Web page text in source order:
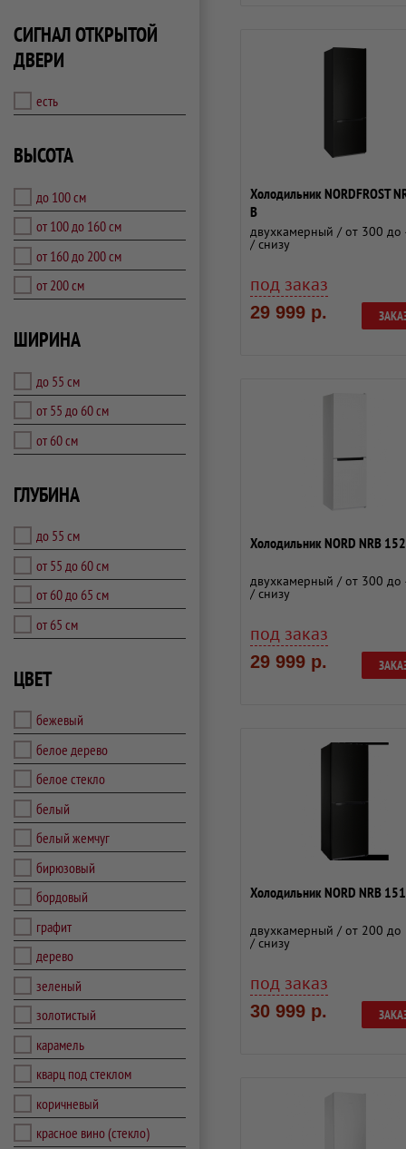
СИГНАЛ ОТКРЫТОЙ
ДВЕРИ
есть
ВЫСОТА
до 100 см
от 100 до 160 см
от 160 до 200 см
от 200 см
ШИРИНА
до 55 см
от 55 до 60 см
от 60 см
ГЛУБИНА
до 55 см
от 55 до 60 см
от 60 до 65 см
от 65 см
ЦВЕТ
бежевый
белое дерево
белое стекло
белый
белый жемчуг
бирюзовый
бордовый
графит
дерево
зеленый
золотистый
карамель
кварц под стеклом
коричневый
красное вино (стекло)
Холодильник NORDFROST
B
двухкамерный / от 300 до
/ снизу
под заказ
29 999 р.
Холодильник NORD NRB
двухкамерный / от 300 до
/ снизу
под заказ
29 999 р.
Холодильник NORD NRB
двухкамерный / от 200 до
/ снизу
под заказ
30 999 р.